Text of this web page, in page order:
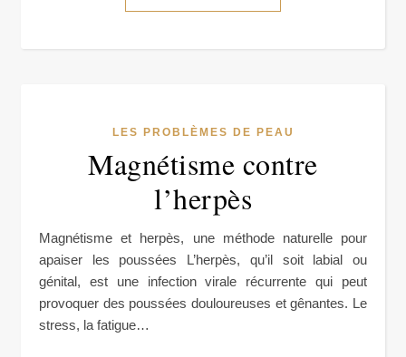
LES PROBLÈMES DE PEAU
Magnétisme contre
l’herpès
Magnétisme et herpès, une méthode naturelle pour
apaiser les poussées L’herpès, qu’il soit labial ou
génital, est une infection virale récurrente qui peut
provoquer des poussées douloureuses et gênantes. Le
stress, la fatigue…